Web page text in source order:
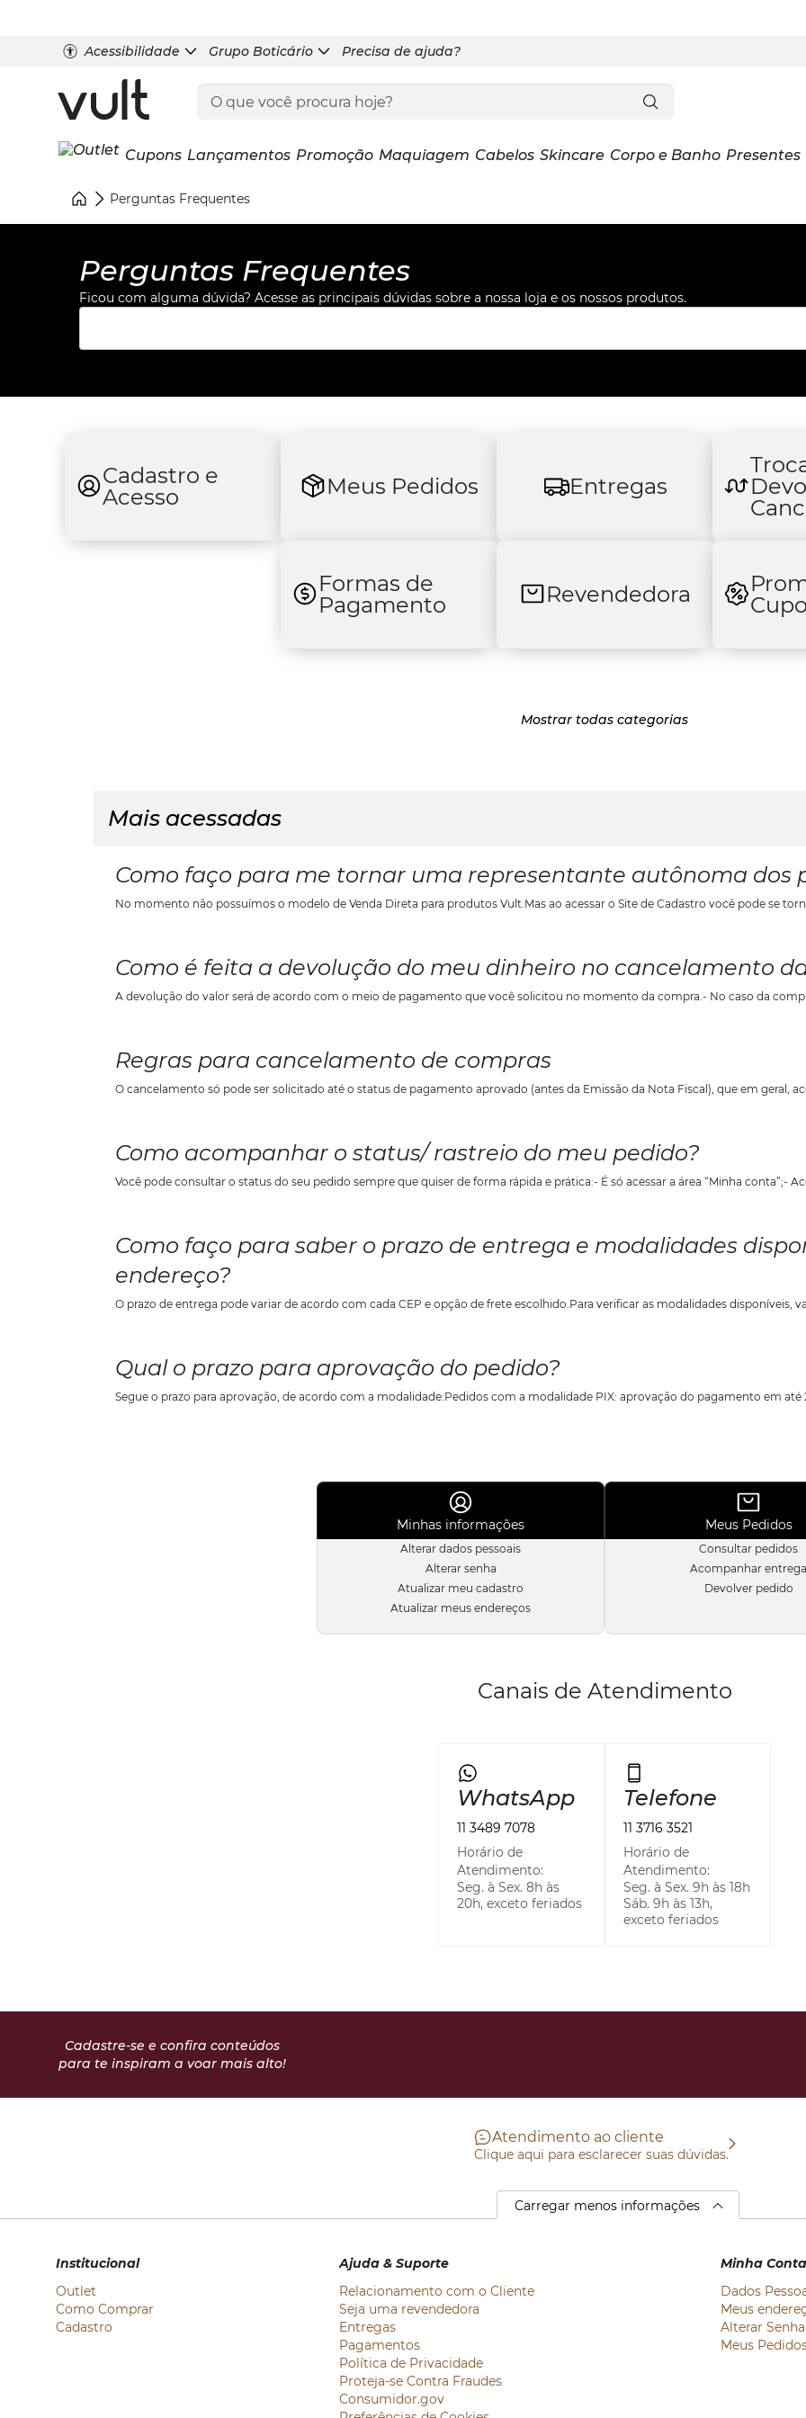
Acessibilidade Grupo Boticário Precisa de ajuda?
Cupons Lançamentos Promoção Maquiagem Cabelos Skincare Corpo e Banho Presentes
Perguntas Frequentes
Perguntas Frequentes
Ficou com alguma dúvida? Acesse as principais dúvidas sobre a nossa loja e os nossos produtos.
Cadastro e
Acesso
Meus Pedidos Entregas
Formas de
Pagamento
Revendedora
Mostrar todas categorias
Mais acessadas
Como faço para me tornar uma representante autônoma dos
Como é feita a devolução do meu dinheiro no cancelamento
Regras para cancelamento de compras
Como acompanhar o status/ rastreio do meu pedido?
Como faço para saber o prazo de entrega e modalidades
endereço?
Qual o prazo para aprovação do pedido?
Minhas informações
Alterar dados pessoais
Alterar senha
Atualizar meu cadastro
Atualizar meus endereços
Meus Pedidos
Consultar pedidos
Acompanhar entrega
Devolver pedido
Canais de Atendimento
WhatsApp
11 3489 7078
Horário de
Atendimento:
Seg. à Sex. 8h às
20h, exceto feriados
Telefone
11 3716 3521
Horário de
Atendimento:
Seg. à Sex. 9h às 18h
Sáb. 9h às 13h,
exceto feriados
Cadastre-se e confira conteúdos
para te inspiram a voar mais alto!
Atendimento ao cliente
Clique aqui para esclarecer suas dúvidas.
Carregar menos informações
Institucional
Outlet
Como Comprar
Cadastro
Ajuda & Suporte
Relacionamento com o Cliente
Seja uma revendedora
Entregas
Pagamentos
Política de Privacidade
Proteja-se Contra Fraudes
Consumidor.gov
Minha Conta
Dados
Meus
Alterar Senha
Meus